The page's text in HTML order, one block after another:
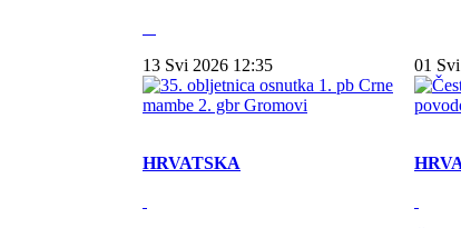
13 Svi 2026 12:35
HRVATSKA
01